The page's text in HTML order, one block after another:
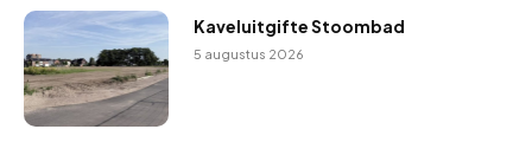
Kaveluitgifte Stoombad
5 augustus 2026